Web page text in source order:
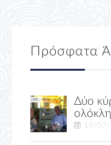
Πρόσφατα
Δύο
19/